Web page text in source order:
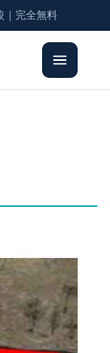
｜完全無料